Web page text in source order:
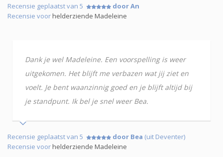
Recensie geplaatst van 5
door An
Recensie voorhelderziende Madeleine
Dank je wel Madeleine. Een voorspelling is weer
uitgekomen. Het blijft me verbazen wat jij ziet en
voelt. Je bent waanzinnig goed en je blijft altijd bij
je standpunt. Ik bel je snel weer Bea.
Recensie geplaatst van 5 door Bea (uit Deventer)
Recensie voorhelderziende Madeleine